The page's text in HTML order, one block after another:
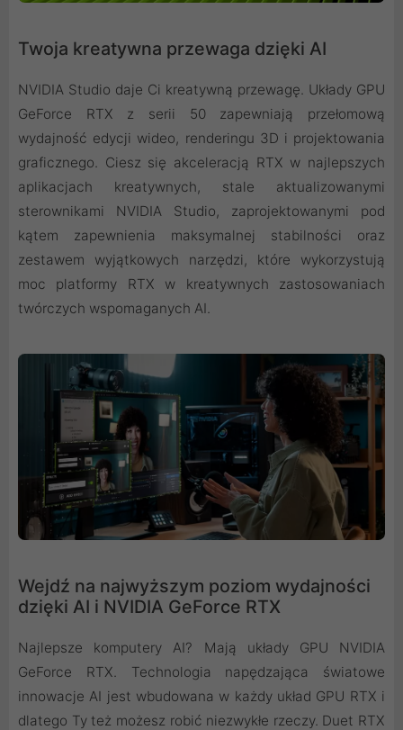
Twoja kreatywna przewaga dzięki AI
NVIDIA Studio daje Ci kreatywną przewagę. Układy GPU
GeForce RTX z serii 50 zapewniają przełomową
wydajność edycji wideo, renderingu 3D i projektowania
graficznego. Ciesz się akceleracją RTX w najlepszych
aplikacjach kreatywnych, stale aktualizowanymi
sterownikami NVIDIA Studio, zaprojektowanymi pod
kątem zapewnienia maksymalnej stabilności oraz
zestawem wyjątkowych narzędzi, które wykorzystują
moc platformy RTX w kreatywnych zastosowaniach
twórczych wspomaganych AI.
Wejdź na najwyższym poziom wydajności
dzięki AI i NVIDIA GeForce RTX
Najlepsze komputery AI? Mają układy GPU NVIDIA
GeForce RTX. Technologia napędzająca światowe
innowacje AI jest wbudowana w każdy układ GPU RTX i
dlatego Ty też możesz robić niezwykłe rzeczy. Duet RTX